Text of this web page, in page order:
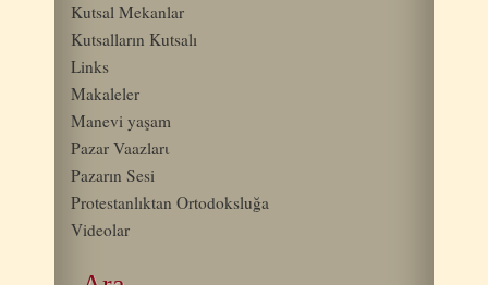
Kutsal Mekanlar
Kutsalların Kutsalı
Links
Makaleler
Manevi yaşam
Pazar Vaazlarι
Pazarın Sesi
Protestanlıktan Ortodoksluğa
Videolar